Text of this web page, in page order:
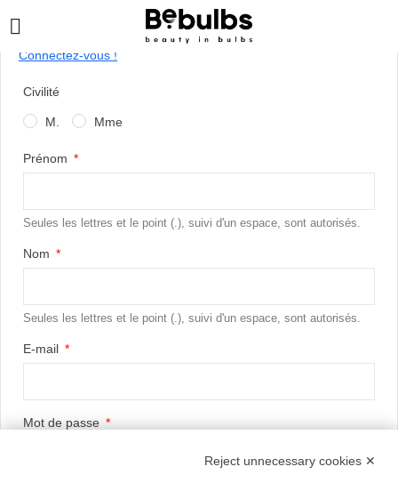
Vous avez déjà un compte ?
Connectez-vous !
Civilité
M. Mme
Prénom
Seules les lettres et le point (.), suivi d'un espace, sont autorisés.
Nom
Seules les lettres et le point (.), suivi d'un espace, sont autorisés.
E-mail
Mot de passe
Reject unnecessary cookies ✕